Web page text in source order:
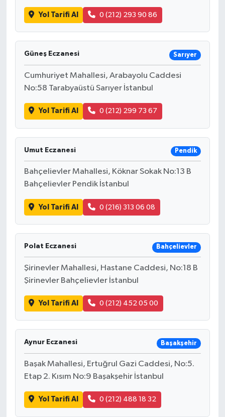
Yol Tarifi Al 0 (212) 293 90 86
Güneş Eczanesi Sarıyer
Cumhuriyet Mahallesi, Arabayolu Caddesi
No:58 Tarabyaüstü Sarıyer İstanbul
Yol Tarifi Al 0 (212) 299 73 67
Umut Eczanesi Pendik
Bahçelievler Mahallesi, Köknar Sokak No:13 B
Bahçelievler Pendik İstanbul
Yol Tarifi Al 0 (216) 313 06 08
Polat Eczanesi Bahçelievler
Şirinevler Mahallesi, Hastane Caddesi, No:18 B
Şirinevler Bahçelievler İstanbul
Yol Tarifi Al 0 (212) 452 05 00
Aynur Eczanesi Başakşehir
Başak Mahallesi, Ertuğrul Gazi Caddesi, No:5.
Etap 2. Kısım No:9 Başakşehir İstanbul
Yol Tarifi Al 0 (212) 488 18 32